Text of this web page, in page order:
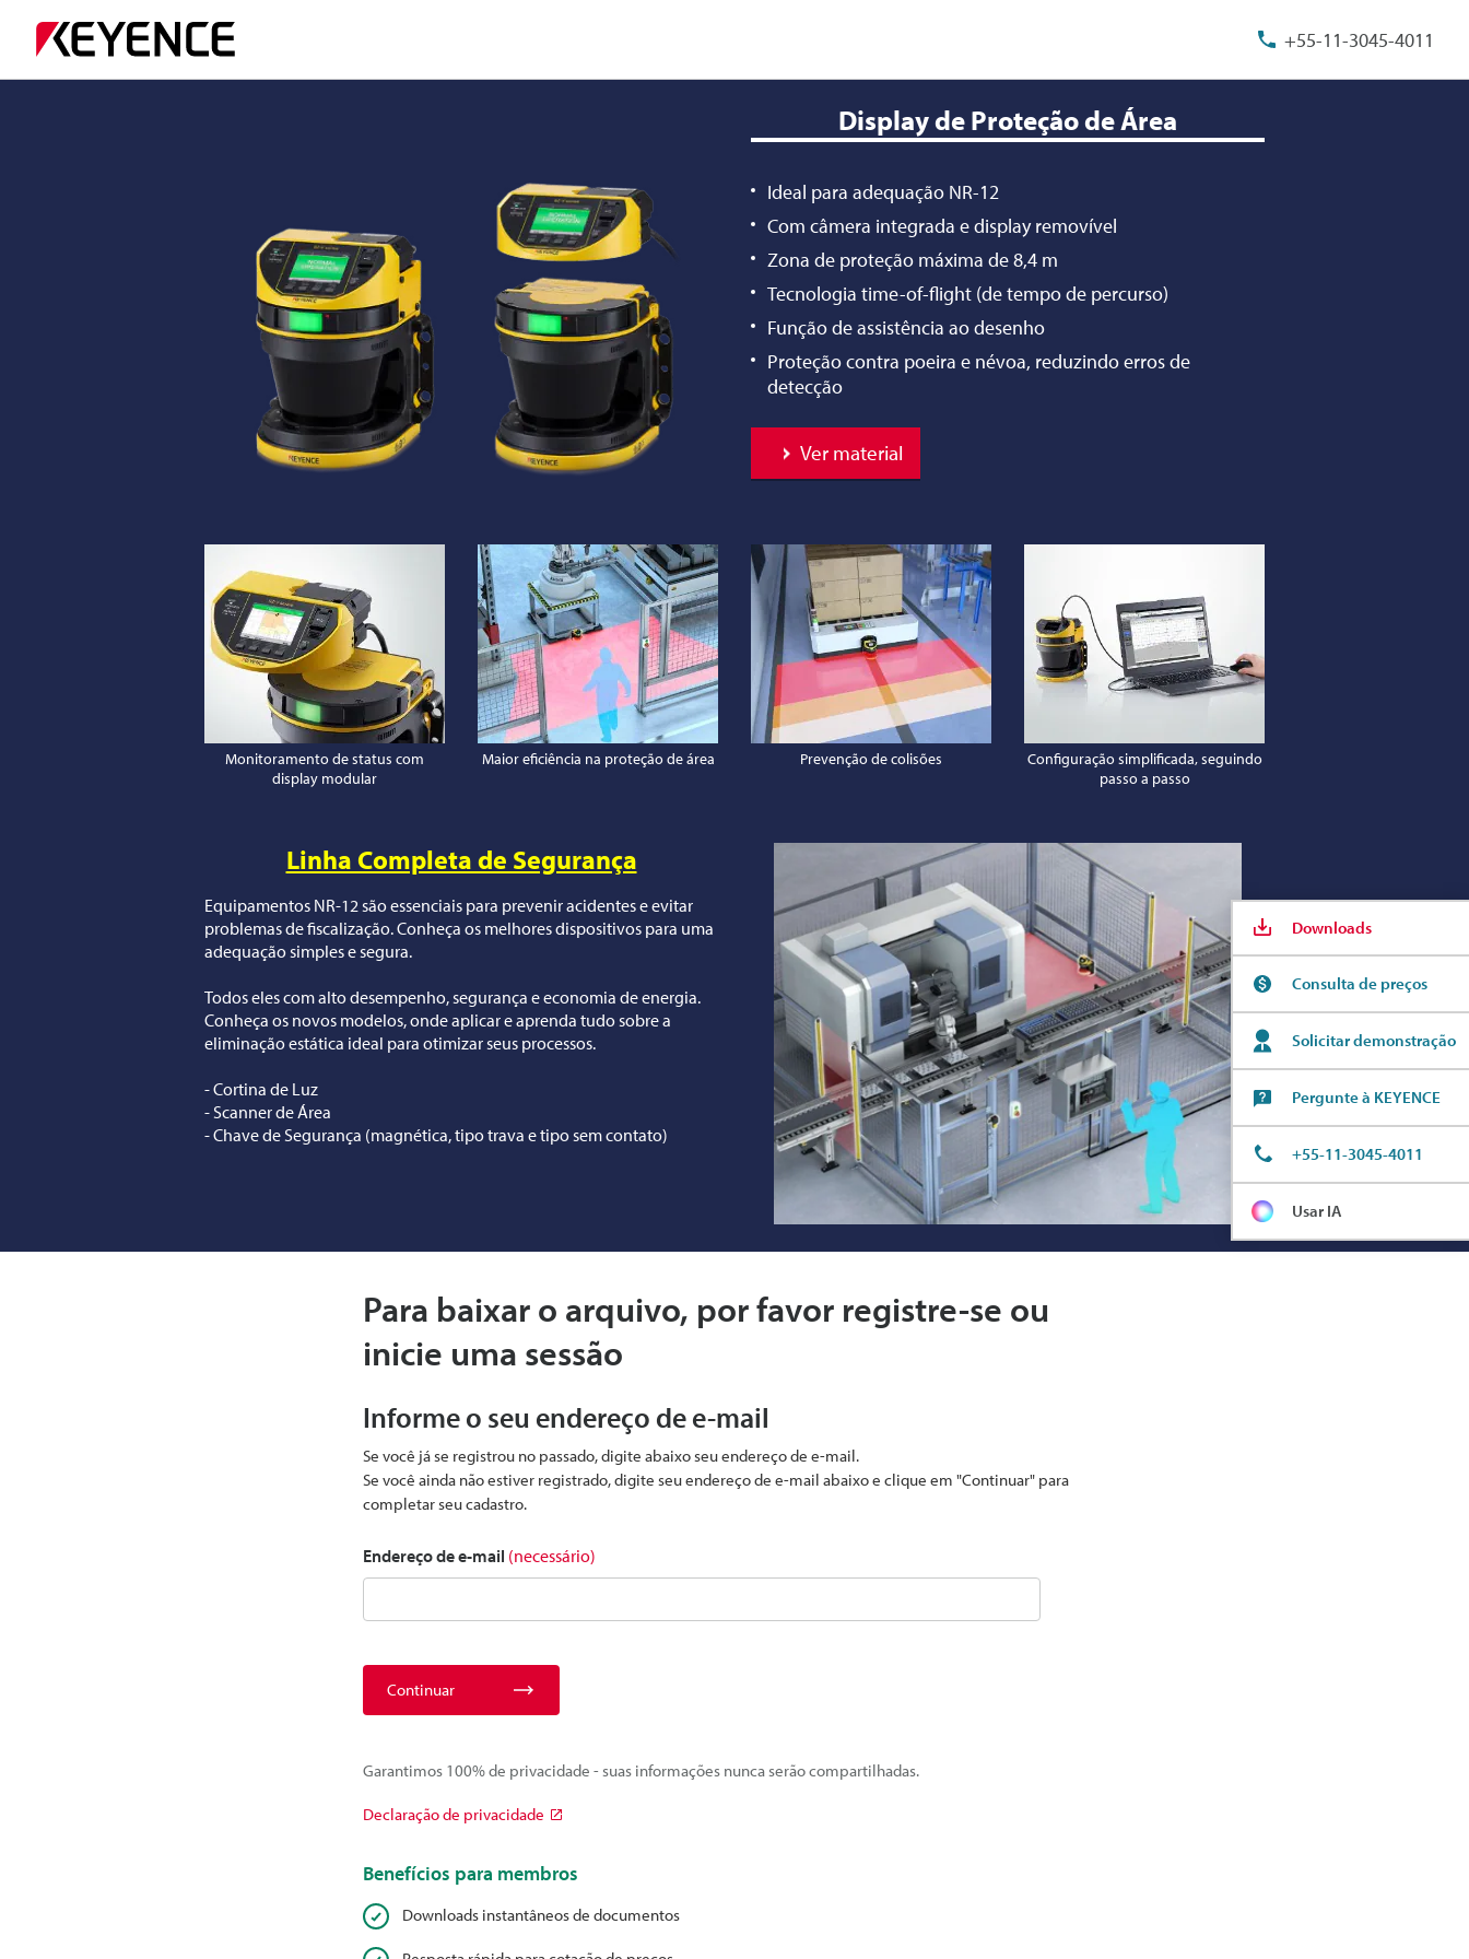
+55-11-3045-4011
Display de Proteção de Área
Ideal para adequação NR-12
Com câmera integrada e display removível
Zona de proteção máxima de 8,4 m
Tecnologia time-of-flight (de tempo de percurso)
Função de assistência ao desenho
Proteção contra poeira e névoa, reduzindo erros de
detecção
Ver material
Monitoramento de status com
display modular
Maior eficiência na proteção de área Prevenção de colisões
Configuração simplificada, seguindo
passo a passo
Linha Completa de Segurança
Equipamentos NR-12 são essenciais para prevenir acidentes e evitar
problemas de fiscalização. Conheça os melhores dispositivos para uma
adequação simples e segura.
Todos eles com alto desempenho, segurança e economia de energia.
Conheça os novos modelos, onde aplicar e aprenda tudo sobre a
eliminação estática ideal para otimizar seus processos.
- Cortina de Luz
- Scanner de Área
- Chave de Segurança (magnética, tipo trava e tipo sem contato)
Para baixar o arquivo, por favor registre-se ou
inicie uma sessão
Informe o seu endereço de e-mail
Se você já se registrou no passado, digite abaixo seu endereço de e-mail.
Se você ainda não estiver registrado, digite seu endereço de e-mail abaixo e clique em "Continuar" para
completar seu cadastro.
Endereço de e-mail (necessário)
Continuar
Garantimos 100% de privacidade - suas informações nunca serão compartilhadas.
Declaração de privacidade
Benefícios para membros
Downloads instantâneos de documentos
Downloads
Consulta de preços
Solicitar demonstração
Pergunte à KEYENCE
+55-11-3045-4011
Usar IA